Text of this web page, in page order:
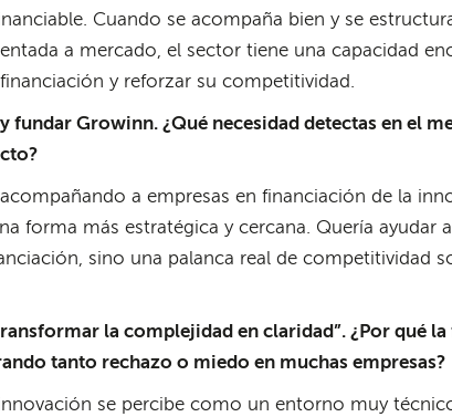
Cuando se acompaña bien y se
a mercado, el sector tiene una capacidad
y reforzar su competitividad.
fundar Growinn. ¿Qué necesidad detectas en el
a empresas en financiación de la
forma más estratégica y cercana. Quería ayudar
sino una palanca real de competitividad
la complejidad en claridad”. ¿Por qué
tanto rechazo o miedo en muchas empresas?
se percibe como un entorno muy